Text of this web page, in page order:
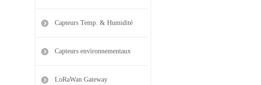
Capteurs Temp. & Humidité
Capteurs environnementaux
LoRaWan Gateway